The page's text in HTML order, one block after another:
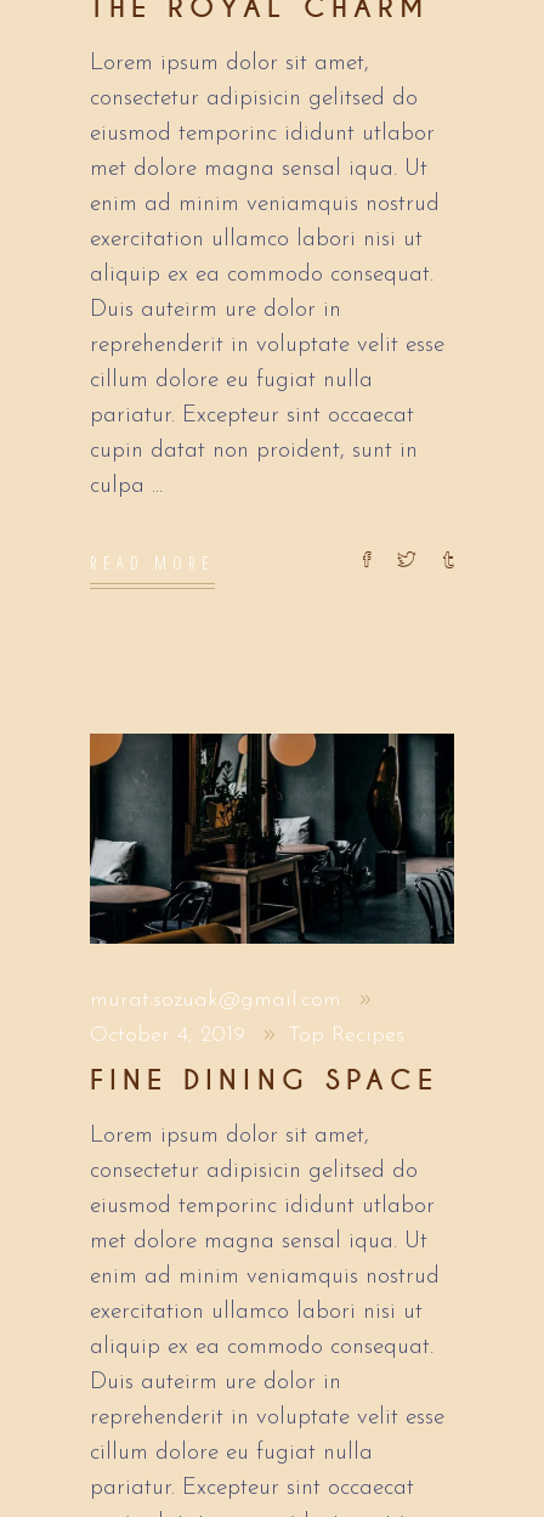
THE ROYAL CHARM
Lorem ipsum dolor sit amet,
consectetur adipisicin gelitsed do
eiusmod temporinc ididunt utlabor
met dolore magna sensal iqua. Ut
enim ad minim veniamquis nostrud
exercitation ullamco labori nisi ut
aliquip ex ea commodo consequat.
Duis auteirm ure dolor in
reprehenderit in voluptate velit esse
cillum dolore eu fugiat nulla
pariatur. Excepteur sint occaecat
cupin datat non proident, sunt in
culpa
READ MORE
murat.sozuak@gmail.com
October 4, 2019
Top Recipes
FINE DINING SPACE
Lorem ipsum dolor sit amet,
consectetur adipisicin gelitsed do
eiusmod temporinc ididunt utlabor
met dolore magna sensal iqua. Ut
enim ad minim veniamquis nostrud
exercitation ullamco labori nisi ut
aliquip ex ea commodo consequat.
Duis auteirm ure dolor in
reprehenderit in voluptate velit esse
cillum dolore eu fugiat nulla
pariatur. Excepteur sint occaecat